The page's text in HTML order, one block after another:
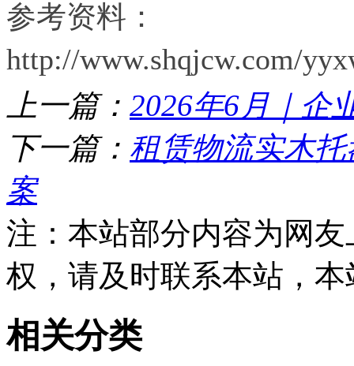
参考资料：
http://www.shqjcw.com/
上一篇： 2026年6月｜企
下一篇： 租赁物流实木
案
注：本站部分内容为网
权，请及时联系本站，
相关分类